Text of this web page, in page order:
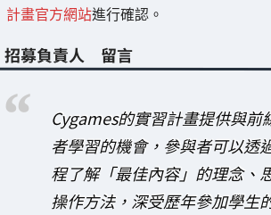
計畫官方網站進行確認。
招募負責人 留言
Cygames的實習計畫提供與前
者學習的機會，參與者可以透
程了解「最佳內容」的理念、
操作方法，深受歷年參加學生